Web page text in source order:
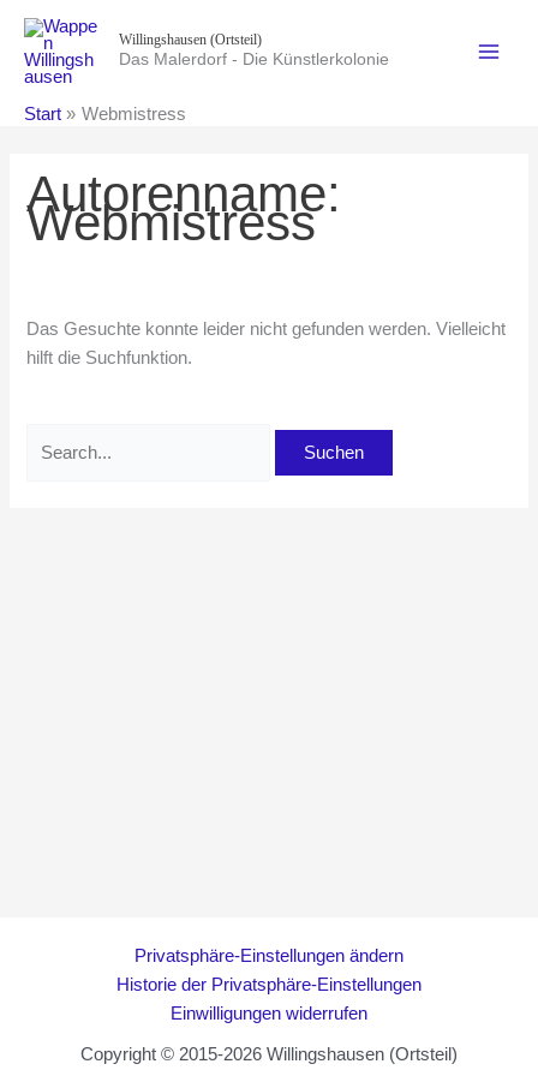
Inhalt
springen
Willingshausen (Ortsteil)
Das Malerdorf - Die Künstlerkolonie
Start Webmistress
Autorenname:
Webmistress
Das Gesuchte konnte leider nicht gefunden werden. Vielleicht
hilft die Suchfunktion.
Privatsphäre-Einstellungen ändern
Historie der Privatsphäre-Einstellungen
Einwilligungen widerrufen
Copyright © 2015-2026 Willingshausen (Ortsteil)